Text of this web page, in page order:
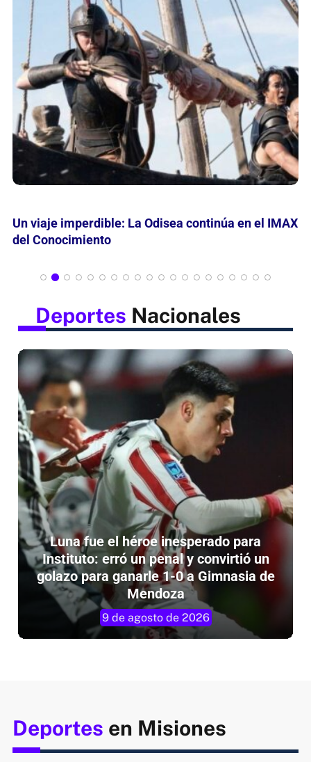
Mes de las Infancias: Curiosamente invita leer,
jugar y descubrir
Deportes Nacionales
Luna fue el héroe inesperado para
Instituto: erró un penal y convirtió un
golazo para ganarle 1-0 a Gimnasia de
Mendoza
9 de agosto de 2026
Deportes en Misiones